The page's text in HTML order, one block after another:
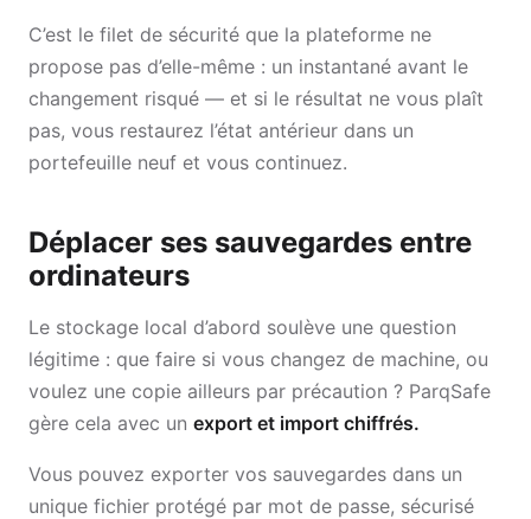
C’est le filet de sécurité que la plateforme ne
propose pas d’elle-même : un instantané avant le
changement risqué — et si le résultat ne vous plaît
pas, vous restaurez l’état antérieur dans un
portefeuille neuf et vous continuez.
Déplacer ses sauvegardes entre
ordinateurs
Le stockage local d’abord soulève une question
légitime : que faire si vous changez de machine, ou
voulez une copie ailleurs par précaution ? ParqSafe
gère cela avec un export et import chiffrés.
Vous pouvez exporter vos sauvegardes dans un
unique fichier protégé par mot de passe, sécurisé